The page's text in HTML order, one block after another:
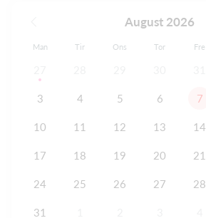
August 2026
Man Tir Ons Tor Fre
3 4 5 6 7
10 11 12 13 14
17 18 19 20 21
24 25 26 27 28
31